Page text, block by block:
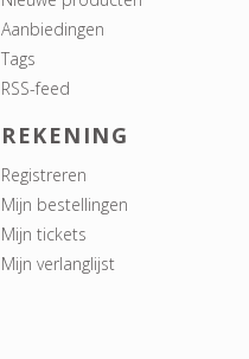
Aanbiedingen
Tags
RSS-feed
REKENING
Registreren
Mijn bestellingen
Mijn tickets
Mijn verlanglijst